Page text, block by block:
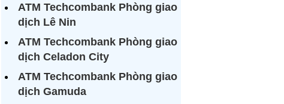
ATM Techcombank Phòng giao
dịch Lê Nin
ATM Techcombank Phòng giao
dịch Celadon City
ATM Techcombank Phòng giao
dịch Gamuda